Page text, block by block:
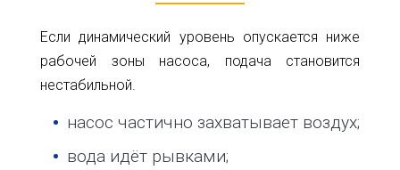
+38(098)856-
61
+38(068)556-
87-
info@1kbk.com.ua
Если динамический уровень опускается ниже
рабочей зоны насоса, подача становится
нестабильной.
насос частично захватывает воздух;
вода идёт рывками;